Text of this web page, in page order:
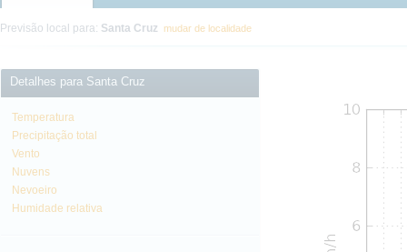
Previsão local para: Santa Cruz mudar de localidade
Detalhes para Santa Cruz
Temperatura
Precipitação total
Vento
Nuvens
Nevoeiro
Humidade relativa